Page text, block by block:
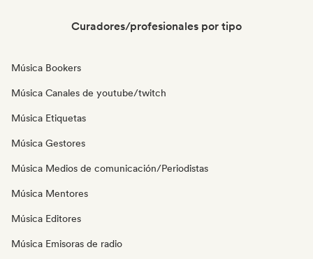
Curadores/profesionales por tipo
Música Bookers
Música Canales de youtube/twitch
Música Etiquetas
Música Gestores
Música Medios de comunicación/Periodistas
Música Mentores
Música Editores
Música Emisoras de radio